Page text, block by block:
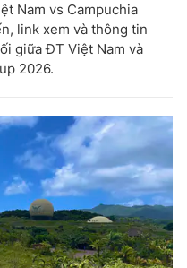
Nam vs Campuchia
link xem và thông tin
giữa ĐT Việt Nam và
2026.